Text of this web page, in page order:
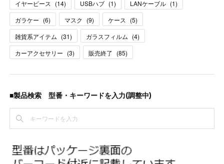
イヤーピース
(14) USBハブ (1) LANケーブル (1)
ガラケー (6) マスク (9) ケース (5)
雑貨系アイテム (31) ガラスフィルム (4)
カーアクセサリー (3) 販売終了 (85)
■製品検索 型番・キーワードを入力(調整中)